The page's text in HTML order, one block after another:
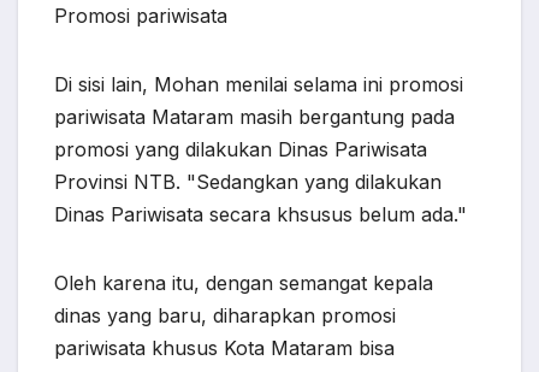
Promosi pariwisata
Di sisi lain, Mohan menilai selama ini promosi
pariwisata Mataram masih bergantung pada
promosi yang dilakukan Dinas Pariwisata
Provinsi NTB. "Sedangkan yang dilakukan
Dinas Pariwisata secara khsusus belum ada."
Oleh karena itu, dengan semangat kepala
dinas yang baru, diharapkan promosi
pariwisata khusus Kota Mataram bisa